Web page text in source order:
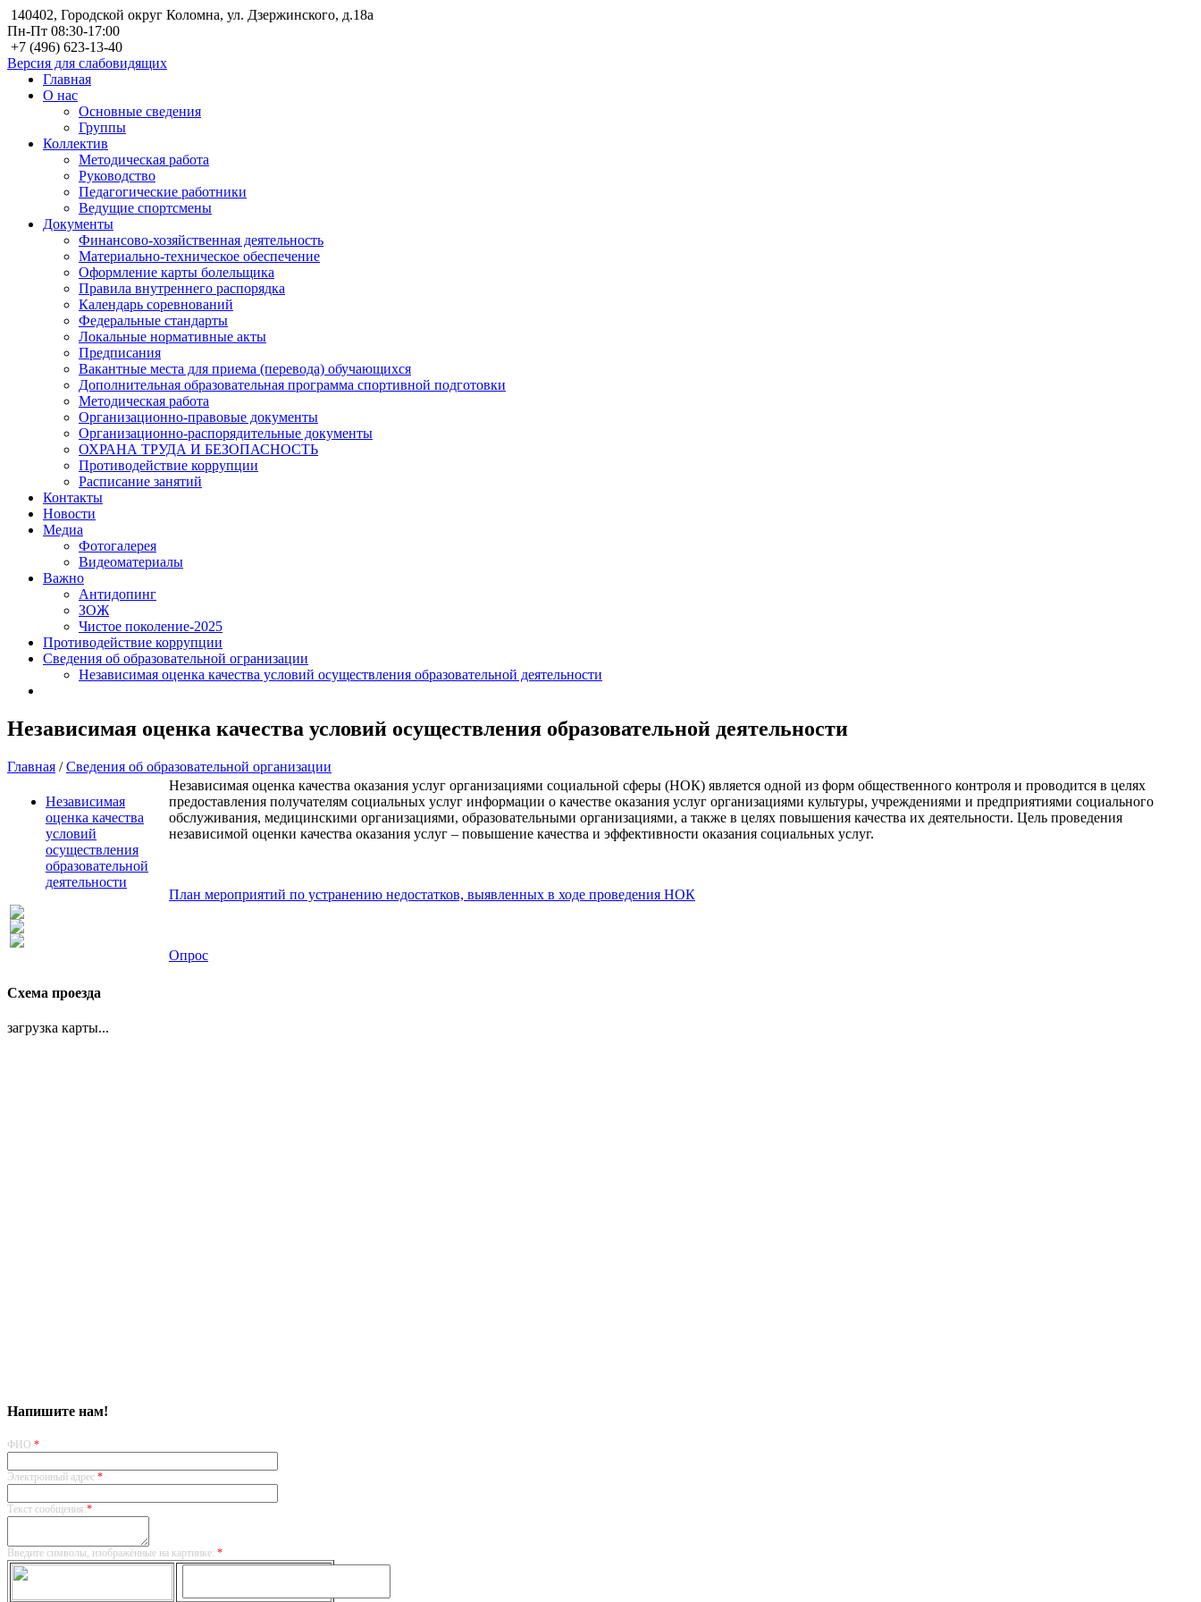
140402, Городской округ Коломна, ул. Дзержинского, д.18а
Пн-Пт 08:30-17:00
+7 (496) 623-13-40
Версия для слабовидящих
Главная
О нас
Основные сведения
Группы
Коллектив
Методическая работа
Руководство
Педагогические работники
Ведущие спортсмены
Документы
Финансово-хозяйственная деятельность
Материально-техническое обеспечение
Оформление карты болельщика
Правила внутреннего распорядка
Календарь соревнований
Федеральные стандарты
Локальные нормативные акты
Предписания
Вакантные места для приема (перевода) обучающихся
Дополнительная образовательная программа спортивной подготовки
Методическая работа
Организационно-правовые документы
Организационно-распорядительные документы
ОХРАНА ТРУДА И БЕЗОПАСНОСТЬ
Противодействие коррупции
Расписание занятий
Контакты
Новости
Медиа
Фотогалерея
Видеоматериалы
Важно
Антидопинг
ЗОЖ
Чистое поколение-2025
Противодействие коррупции
Сведения об образовательной огранизации
Независимая оценка качества условий осуществления образовательной деятельности
Независимая оценка качества условий осуществления образовательной деятельности
Главная /Сведения об образовательной организации
Независимая
оценка качества
условий
осуществления
образовательной
деятельности
Независимая оценка качества оказания услуг организациями социальной сферы (НОК) является одной из форм общественного контроля и проводится в целях
предоставления получателям социальных услуг информации о качестве оказания услуг организациями культуры, учреждениями и предприятиями социального
обслуживания, медицинскими организациями, образовательными организациями, а также в целях повышения качества их деятельности. Цель проведения
независимой оценки качества оказания услуг – повышение качества и эффективности оказания социальных услуг.
План мероприятий по устранению недостатков, выявленных в ходе проведения НОК
Опрос
Схема проезда
загрузка карты...
Напишите нам!
ФИО *
Электронный адрес *
Текст сообщения:*
Введите символы, изображённые на картинке: *